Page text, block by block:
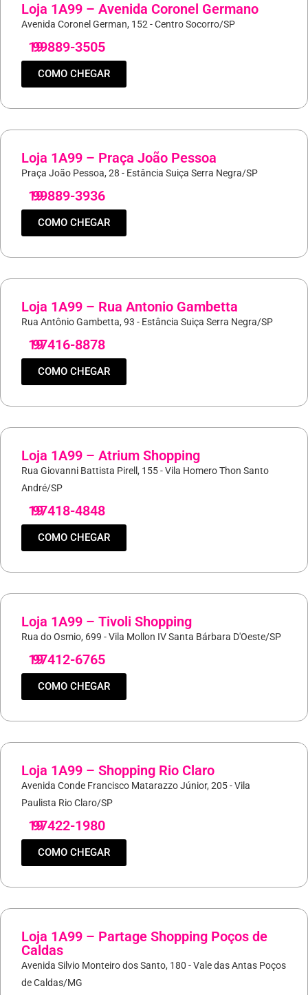
Loja 1A99 – Avenida Coronel Germano
Avenida Coronel German, 152 - Centro Socorro/SP
19
99889-3505
COMO CHEGAR
Loja 1A99 – Praça João Pessoa
Praça João Pessoa, 28 - Estância Suiça Serra Negra/SP
19
99889-3936
COMO CHEGAR
Loja 1A99 – Rua Antonio Gambetta
Rua Antônio Gambetta, 93 - Estância Suiça Serra Negra/SP
19
97416-8878
COMO CHEGAR
Loja 1A99 – Atrium Shopping
Rua Giovanni Battista Pirell, 155 - Vila Homero Thon Santo
André/SP
19
97418-4848
COMO CHEGAR
Loja 1A99 – Tivoli Shopping
Rua do Osmio, 699 - Vila Mollon IV Santa Bárbara D'Oeste/SP
19
97412-6765
COMO CHEGAR
Loja 1A99 – Shopping Rio Claro
Avenida Conde Francisco Matarazzo Júnior, 205 - Vila
Paulista Rio Claro/SP
19
97422-1980
COMO CHEGAR
Loja 1A99 – Partage Shopping Poços de
Caldas
Avenida Silvio Monteiro dos Santo, 180 - Vale das Antas Poços
de Caldas/MG